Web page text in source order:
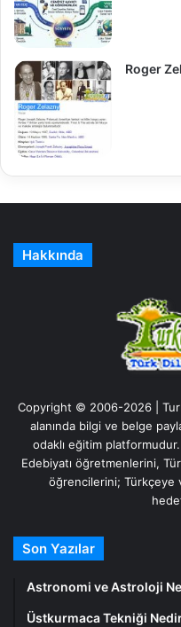
Roger
Hakkında
Copyright © 2006-2026 |
alanında bilgi ve belge
odaklı eğitim
Edebiyatı öğretmenlerini,
öğrencilerini; Türkçeye
Son Yazılar
Astronomi ve Astroloji
Üstkurmaca Tekniği